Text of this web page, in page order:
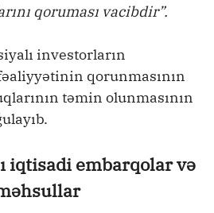
qoruması vacibdir”.
investorların
qorunmasının
təmin olunmasının
iqtisadi embarqolar və